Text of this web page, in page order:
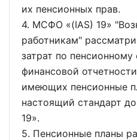
их пенсионных прав.
4. МСФО
(IAS) 19
работникам"
затрат по
финансовой
имеющих пенсионные
настоящий стандарт
19 .
5. Пенсионные планы